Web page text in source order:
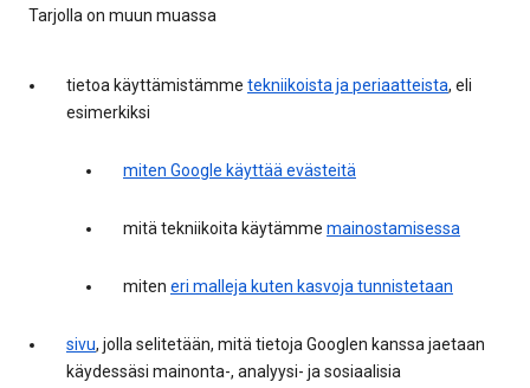
Tarjolla on muun muassa
tietoa käyttämistämme tekniikoista ja periaatteista, eli
esimerkiksi
miten Google käyttää evästeitä
mitä tekniikoita käytämme mainostamisessa
miten eri malleja kuten kasvoja tunnistetaan
sivu, jolla selitetään, mitä tietoja Googlen kanssa jaetaan
käydessäsi mainonta-, analyysi- ja sosiaalisia